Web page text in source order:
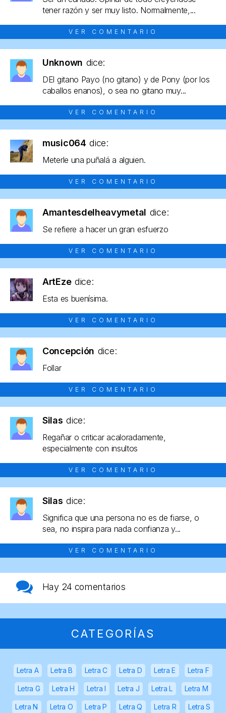
tener razón y ser muy listo. Normalmente,...
VER COMENTARIO
Unknown dice:
DEl gitano Payo (no gitano) y de Pony (por los
caballos enanos), o sea no gitano muy...
VER COMENTARIO
music064 dice:
Meterle una puñalá a alguien.
VER COMENTARIO
Amantesdelheavymetal dice:
Se refiere a hacer un gran esfuerzo
VER COMENTARIO
ArtEze dice:
Esta es buenísima.
VER COMENTARIO
Concepción dice:
Follar
VER COMENTARIO
Silas dice:
Regañar o criticar acaloradamente,
especialmente con insultos
VER COMENTARIO
Silas dice:
Significa que una persona no es de fiarse, o
sea, no inspira para nada confianza y...
VER COMENTARIO
Hay 24 comentarios
CATEGORÍAS
Letra A Letra B Letra C Letra D Letra E Letra F
Letra G Letra H Letra I Letra J Letra L Letra M
Letra N Letra O Letra P Letra Q Letra R Letra S